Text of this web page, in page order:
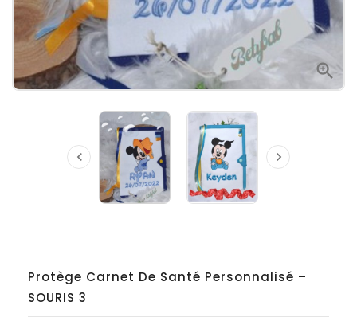

 
Protège Carnet De Santé Personnalisé –
SOURIS 3